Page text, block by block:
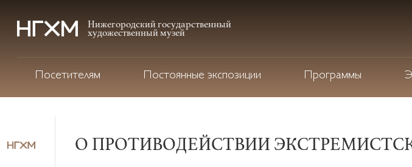
О ПРОТИВОДЕЙСТВИИ
Нижегородский государственный
художественный музей
Посетителям Постоянные экспозиции Программы